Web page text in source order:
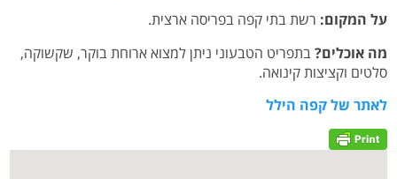
על המקום: רשת בתי קפה בפריסה ארצית.
מה אוכלים?בתפריט הטבעוני ניתן למצוא ארוחת בוקר, שקשוקה,
סלטים וקציצות קינואה.
לאתר של קפה הילל